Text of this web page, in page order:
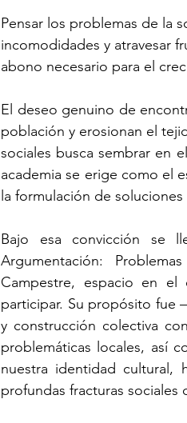
Pensar los problemas de la
incomodidades y atravesar
abono necesario para el
El deseo genuino de
población y erosionan el
sociales busca sembrar en
academia se erige como el
la formulación de soluciones
Bajo esa convicción se
Argumentación:
Campestre, espacio en
participar. Su propósito fue
y construcción colectiva
problemáticas locales, así
nuestra identidad cultural,
profundas fracturas sociales